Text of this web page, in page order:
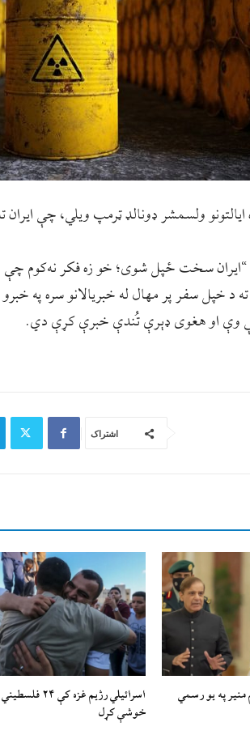
ولسمشر ډونالډ ټرمپ ویلي، چې
“ایران سخت ځپل شوی؛ خو زه فکر نه‌کوم
د خپل سفر پر مهال له خبريالانو سره په
وې او هغوی ډېرې تُندې خبرې کړې دي.
اشتراک
په یو رسمي
اسرائيلي رژيم غزه کې
خوشې کړل